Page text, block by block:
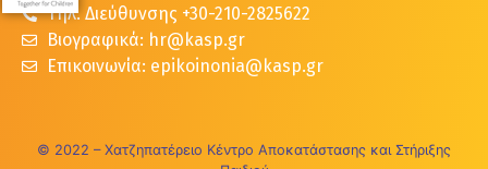
Τηλ. Διεύθυνσης +30-210-2825622
Βιογραφικά: hr@kasp.gr
Επικοινωνία: epikoinonia@kasp.gr
© 2022 – Χατζηπατέρειο Κέντρο Αποκατάστασης και Στήριξης